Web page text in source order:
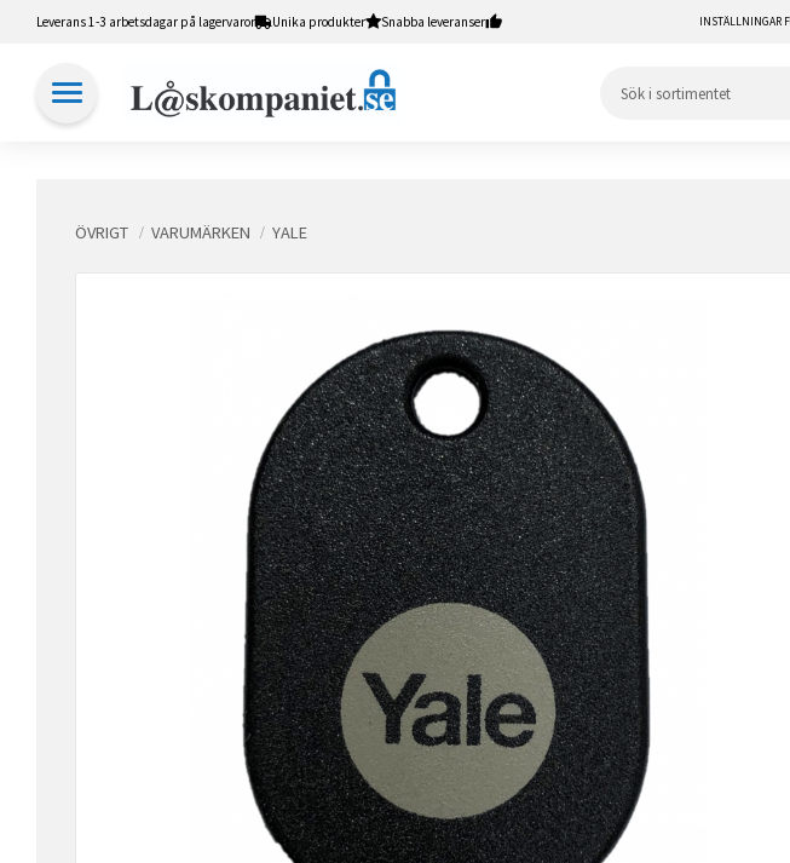
Leverans 1-3 arbetsdagar på lagervaror Unika produkter Snabba leveranser INSTÄLLNINGAR
ÖVRIGT VARUMÄRKEN YALE